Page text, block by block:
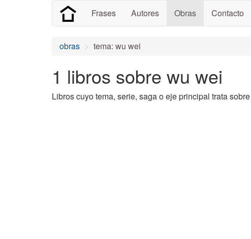
Frases Autores Obras Contacto
obras tema: wu wei
1 libros sobre wu wei
Libros cuyo tema, serie, saga o eje principal trata